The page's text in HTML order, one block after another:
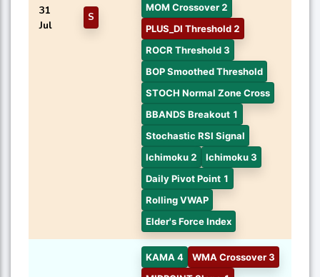
31
Jul
S
MOM Crossover 2
PLUS_DI Threshold 2
ROCR Threshold 3
BOP Smoothed Threshold
STOCH Normal Zone Cross
BBANDS Breakout 1
Stochastic RSI Signal
Ichimoku 2
Ichimoku 3
Daily Pivot Point 1
Rolling VWAP
Elder's Force Index
KAMA 4
WMA Crossover 3